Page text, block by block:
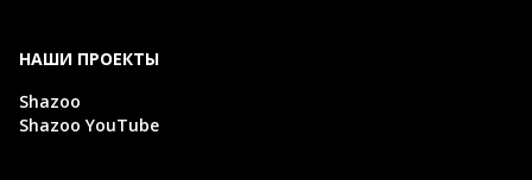
НАШИ ПРОЕКТЫ
Shazoo
Shazoo YouTube